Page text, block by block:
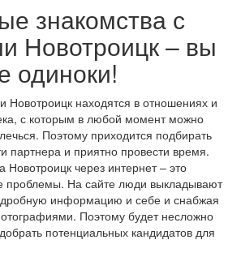
знакомства с
Новотроицк – вы
одиноки!
Новотроицк находятся в отношениях и
с которым в любой момент можно
Поэтому приходится подбирать
партнера и приятно провести время.
Новотроицк через интернет – это
проблемы. На сайте люди выкладывают
информацию и себе и снабжая
Поэтому будет несложно
потенциальных кандидатов для